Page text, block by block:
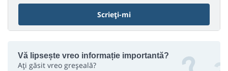
Scrieți-mi
Vă lipsește vreo informație importantă?
Ați găsit vreo greșeală?